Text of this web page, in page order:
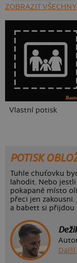
ZOBRAZIT VŠECHNY
Vlastní potisk
POTISK
Tuhle chuťovku
lahodit. Nebo
pokapané místo
přeci jen
a babett si přijdou